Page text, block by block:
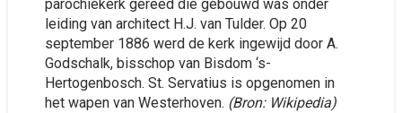
parochiekerk gereed die gebouwd was onder
leiding van architect H.J. van Tulder. Op 20
september 1886 werd de kerk ingewijd door A.
Godschalk, bisschop van Bisdom ‘s-
Hertogenbosch. St. Servatius is opgenomen in
het wapen van Westerhoven. (Bron: Wikipedia)